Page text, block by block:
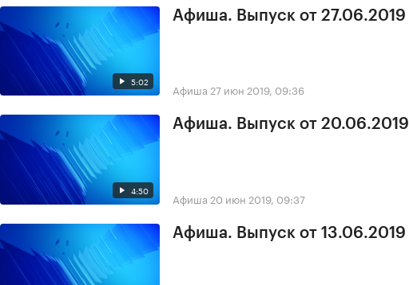
5:02
Афиша. Выпуск от 27.06.2019
Афиша 27 июн 2019, 09:36
4:50
Афиша. Выпуск от 20.06.2019
Афиша 20 июн 2019, 09:37
Афиша. Выпуск от 13.06.2019